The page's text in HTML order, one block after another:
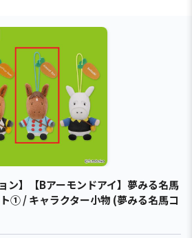
ン】【Bアーモンドアイ】夢みる名馬
① / キャラクター小物 (夢みる名馬コ